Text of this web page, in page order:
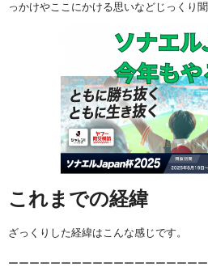
っかけやここにかける思いなどじっくり
これまでの経緯
ざっくりした経緯はこんな感じです。
ーーーーーーーーーーーーーーーーーー